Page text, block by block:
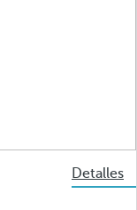
Detalles